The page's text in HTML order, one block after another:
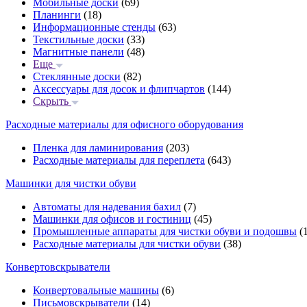
Мобильные доски (69)
Планинги (18)
Информационные стенды (63)
Текстильные доски (33)
Магнитные панели (48)
Еще
Стеклянные доски (82)
Аксессуары для досок и флипчартов (144)
Скрыть
Расходные материалы для офисного оборудования
Пленка для ламинирования (203)
Расходные материалы для переплета (643)
Машинки для чистки обуви
Автоматы для надевания бахил (7)
Машинки для офисов и гостиниц (45)
Промышленные аппараты для чистки обуви и подошвы
Расходные материалы для чистки обуви (38)
Конвертовскрыватели
Конвертовальные машины (6)
Письмовскрыватели (14)